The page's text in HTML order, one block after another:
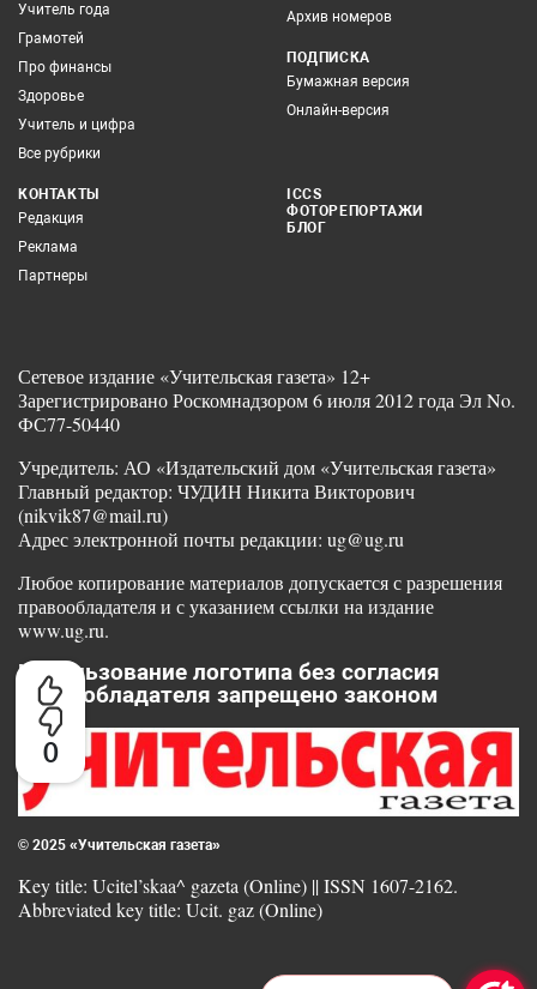
0
Учитель года
Грамотей
Про финансы
Здоровье
Учитель и цифра
Все рубрики
Архив номеров
ПОДПИСКА
Бумажная версия
Онлайн-версия
КОНТАКТЫ
Редакция
Реклама
Партнеры
ICCS
ФОТОРЕПОРТАЖИ
БЛОГ
Сетевое издание «Учительская газета» 12+
Зарегистрировано Роскомнадзором 6 июля 2012 года Эл No.
ФС77-50440
Учредитель: АО «Издательский дом «Учительская газета»
Главный редактор: ЧУДИН Никита Викторович
(nikvik87@mail.ru)
Адрес электронной почты редакции: ug@ug.ru
Любое копирование материалов допускается с разрешения
правообладателя и с указанием ссылки на издание
www.ug.ru.
Использование логотипа без согласия
правообладателя запрещено законом
© 2025 «Учительская газета»
Key title: Ucitel’skaa^ gazeta (Online) || ISSN 1607-2162.
Abbreviated key title: Ucit. gaz (Online)